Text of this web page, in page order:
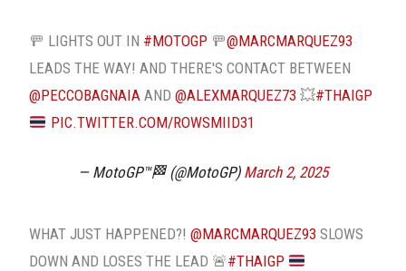
🚥 LIGHTS OUT IN #MOTOGP 🚥@MARCMARQUEZ93
LEADS THE WAY! AND THERE'S CONTACT BETWEEN
@PECCOBAGNAIA AND@ALEXMARQUEZ73 💥#THAIGP
PIC.TWITTER.COM/ROWSMIID31
— MotoGP™🏁 (@MotoGP) March 2, 2025
WHAT JUST HAPPENED?!@MARCMARQUEZ93 SLOWS
DOWN AND LOSES THE LEAD 🚨#THAIGP